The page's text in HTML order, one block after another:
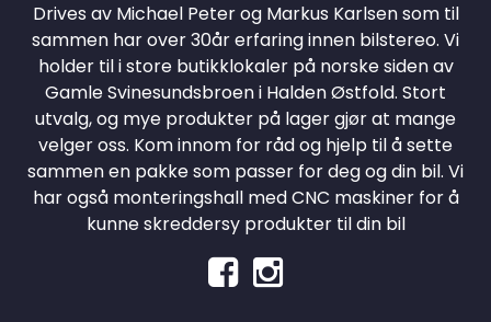
Drives av Michael Peter og Markus Karlsen som til
sammen har over 30år erfaring innen bilstereo. Vi
holder til i store butikklokaler på norske siden av
Gamle Svinesundsbroen i Halden Østfold. Stort
utvalg, og mye produkter på lager gjør at mange
velger oss. Kom innom for råd og hjelp til å sette
sammen en pakke som passer for deg og din bil. Vi
har også monteringshall med CNC maskiner for å
kunne skreddersy produkter til din bil